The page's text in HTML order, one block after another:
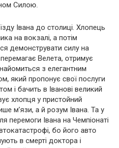
Силою.
Івана до столиці. Хлопець
на вокзалі, а потім
демонструвати силу на
перемагає Велета, отримує
з елегантним
який пропонує свої послуги
і бачить в Іванові великий
хлопця у пристойний
м’язи, а й розум Івана. Та у
перемоги Івана на Чемпіонаті
бо його авто
в смерті доктора і